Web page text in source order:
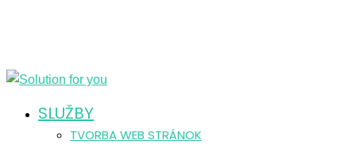
SLUŽBY
TVORBA WEB STRÁNOK